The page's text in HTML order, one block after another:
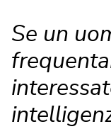
Se un